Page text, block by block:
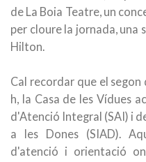
de La Boia Teatre, un
per cloure la jornada, una
Hilton.
Cal recordar que el segon
h, la Casa de les Vídues
d'Atenció Integral (SAI) i
a les Dones (SIAD).
d'atenció i orientació